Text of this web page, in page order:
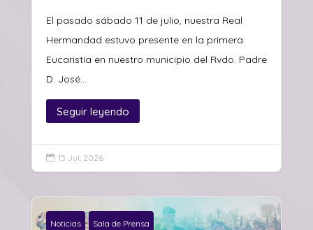
El pasado sábado 11 de julio, nuestra Real
Hermandad estuvo presente en la primera
Eucaristía en nuestro municipio del Rvdo. Padre
D. José...
Seguir leyendo
 15 Jul, 2026
Noticias Sala de Prensa